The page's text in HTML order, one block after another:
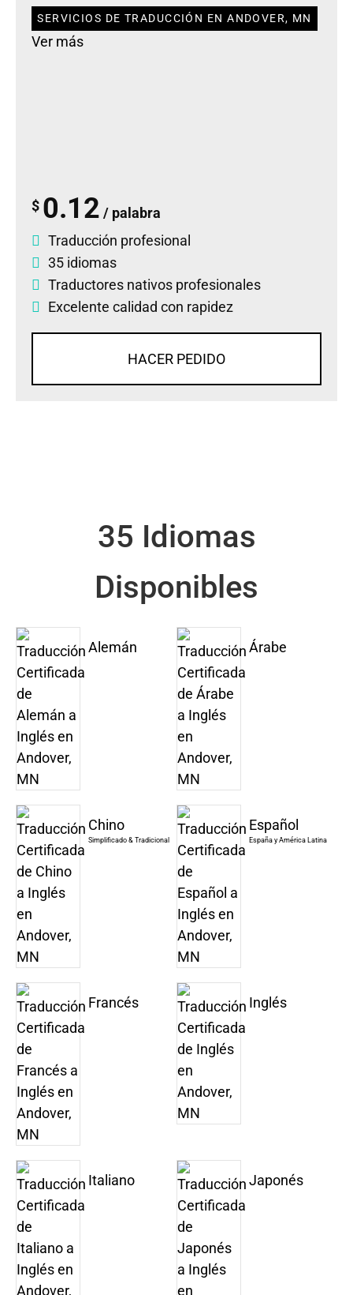
SERVICIOS DE TRADUCCIÓN EN ANDOVER, MN
Ver más
$ 0.12 / palabra
Traducción profesional
35 idiomas
Traductores nativos profesionales
Excelente calidad con rapidez
HACER PEDIDO
35 Idiomas
Disponibles
Alemán Árabe
Chino
Simplificado & Tradicional
Español
España y América Latina
Francés Inglés
Italiano Japonés